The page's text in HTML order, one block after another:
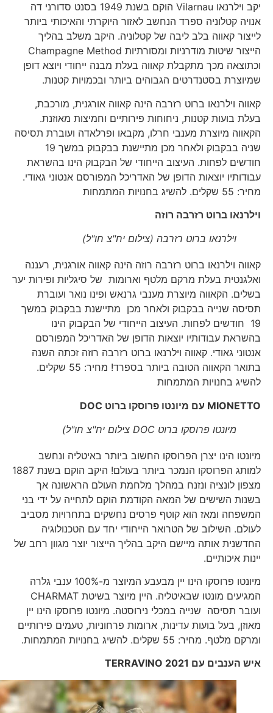
יקב וילרנאו Vilarnau הוקם בשנת 1949 בסנט סדורני דה
אנויה קטלוניה ספרד הנחשב לאזור היוקרתי והאיכותי ביותר
לייצור קאווה בלב ליבה של קטלוניה. היקב משלב בהליך
הייצור שיטות מודרניות ומסורתיות Champagne Method
וכתוצאה מכך מתקבלת קאווה בעלת מבנה ייחודי ויוצא דופן
שמיוצרת בסטנדרטים הגבוהים ביותר ובכמויות קטנות.
קאווה וילרנאו ברוט רזרבה הינה קאווה אורגנית, מורכבת,
בעלת בועות קטנות, ניחוחות פירותיים וחמיצות מאוזנת.
הקאווה מיוצרת מענבי חרלו, מקבאו ופרלאדה ועוברת תסיסה
שניה בבקבוק ולאחר מכן מתיישנת בבקבוק במשך 19
חודשים לפחות. העיצוב הייחודי של הבקבוק הינו בהשראת
עבודותיו יוצאות הדופן של האדריכל המפורסם אנטוני גאודי.
מחיר: 55 שקלים. להשיג בחנויות המתמחות
וילרנאו ברוט רזרבה רוזה
וילרנאו ברוט רזרבה (צילום יח"צ חו"ל)
קאווה וילרנאו ברוט רזרבה רוזה הינה קאווה אורגנית, רעננה
ואלגנטית בעלת מרקם מלטף וארומות של סיגליות ופירות יער
בשלים. הקאווה מיוצרת מענבי גרנאש ופינו נואר ועוברת
תסיסה שנייה בבקבוק ולאחר מכן מתיישנת בבקבוק במשך
19 חודשים לפחות. העיצוב הייחודי של הבקבוק הינו
בהשראת עבודותיו יוצאות הדופן של האדריכל המפורסם
אנטוני גאודי. קאווה וילרנאו ברוט רזרבה רוזה זכתה השנה
בתואר הקאווה הטובה ביותר בספרד! מחיר: 55 שקלים.
להשיג בחנויות המתמחות
MIONETTOעם מיונטו פרוסקו ברוטDOC
מיונטו פרוסקו ברוט DOC צילום יח"צ חו"ל)
מיונטו הינו יצרן הפרוסקו החשוב ביותר באיטליה ונחשב
למותג הפרוסקו הנמכר ביותר בעולם! היקב הוקם בשנת 1887
מצפון לונציה ונזנח במהלך מלחמת העולם הראשונה אך
בשנות השישים של המאה הקודמת הוקם לתחייה על ידי בני
המשפחה ומאז הוא קוטף פרסים נחשקים בתחרויות מסביב
לעולם. השילוב של הטרואר הייחודי יחד עם הטכנולוגיה
החדשנית אותה מיישם היקב בהליך הייצור יוצר מגוון רחב של
יינות איכותיים.
מיונטו פרוסקו הינו יין מבעבע המיוצר מ-100% ענבי גלרה
המגיעים מונטו שבאיטליה. היין מיוצר בשיטת CHARMAT
ועובר תסיסה שנייה במכלי נירוסטה. מיונטו פרוסקו הינו יין
מאוזן, בעל בועות עדינות, ארומות פרחוניות, טעמים פירותיים
ומרקם מלטף. מחיר: 55 שקלים. להשיג בחנויות המתמחות.
איש הענבים עם TERRAVINO 2021